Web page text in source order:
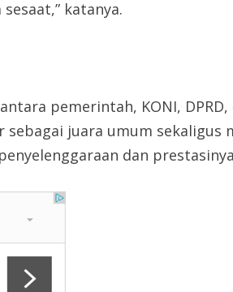
katanya.
pemerintah, KONI,
juara umum sekaligus
dan